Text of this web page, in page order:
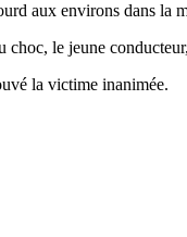
aux environs dans la
le jeune
la victime inanimée.